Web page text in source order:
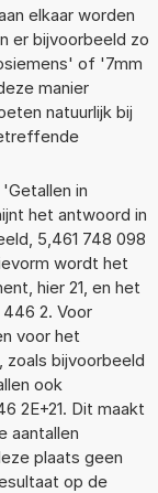
elkaar worden
er bijvoorbeeld zo
of '7mm
manier
natuurlijk bij
in
het antwoord in
5,461 748 098
wordt het
hier 21, en het
2. Voor
voor het
bijvoorbeeld
ook
2E+21. Dit maakt
aantallen
plaats geen
op de